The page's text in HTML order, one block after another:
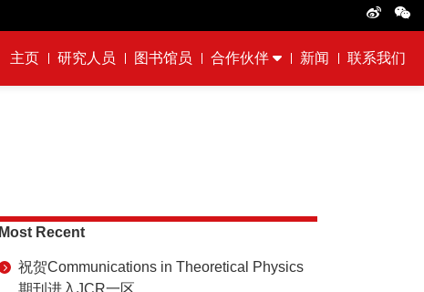
主页 研究人员 图书馆员 合作伙伴 新闻 联系我们
Most Recent
祝贺Communications in Theoretical Physics
期刊进入JCR一区